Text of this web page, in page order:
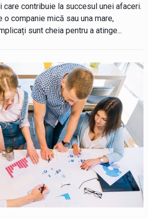
contribuie la succesul unei afaceri.
companie mică sau una mare,
sunt cheia pentru a atinge...